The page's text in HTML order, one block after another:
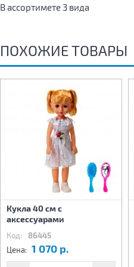
В ассортимете 3 вида
ПОХОЖИЕ ТОВАРЫ
Кукла 40 см с
аксессуарами
Код: 86445
Цена: 1 070 р.